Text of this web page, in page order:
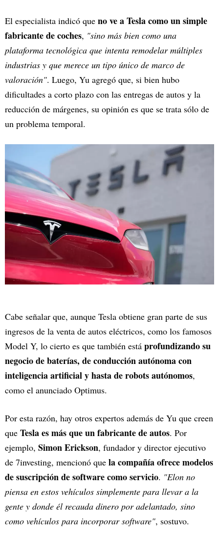
El especialista indicó que no ve a Tesla como un simple
fabricante de coches, "sino más bien como una
plataforma tecnológica que intenta remodelar múltiples
industrias y que merece un tipo único de marco de
valoración". Luego, Yu agregó que, si bien hubo
dificultades a corto plazo con las entregas de autos y la
reducción de márgenes, su opinión es que se trata sólo de
un problema temporal.
Cabe señalar que, aunque Tesla obtiene gran parte de sus
ingresos de la venta de autos eléctricos, como los famosos
Model Y, lo cierto es que también está profundizando su
negocio de baterías, de conducción autónoma con
inteligencia artificial y hasta de robots autónomos,
como el anunciado Optimus.
Por esta razón, hay otros expertos además de Yu que creen
que Tesla es más que un fabricante de autos. Por
ejemplo, Simon Erickson, fundador y director ejecutivo
de 7investing, mencionó que la compañía ofrece modelos
de suscripción de software como servicio. "Elon no
piensa en estos vehículos simplemente para llevar a la
gente y donde él recauda dinero por adelantado, sino
como vehículos para incorporar software", sostuvo.